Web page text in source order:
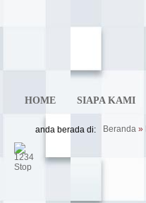
HOME SIAPA KAMI
anda berada di: Beranda »
><
1234
Stop